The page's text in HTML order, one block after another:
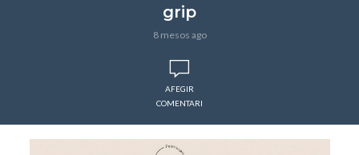
grip
8 mesos ago
AFEGIR
COMENTARI